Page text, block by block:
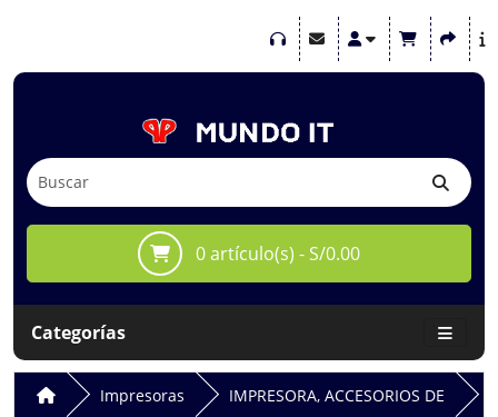
0 artículo(s) - S/0.00
Categorías
Impresoras IMPRESORA, ACCESORIOS DE